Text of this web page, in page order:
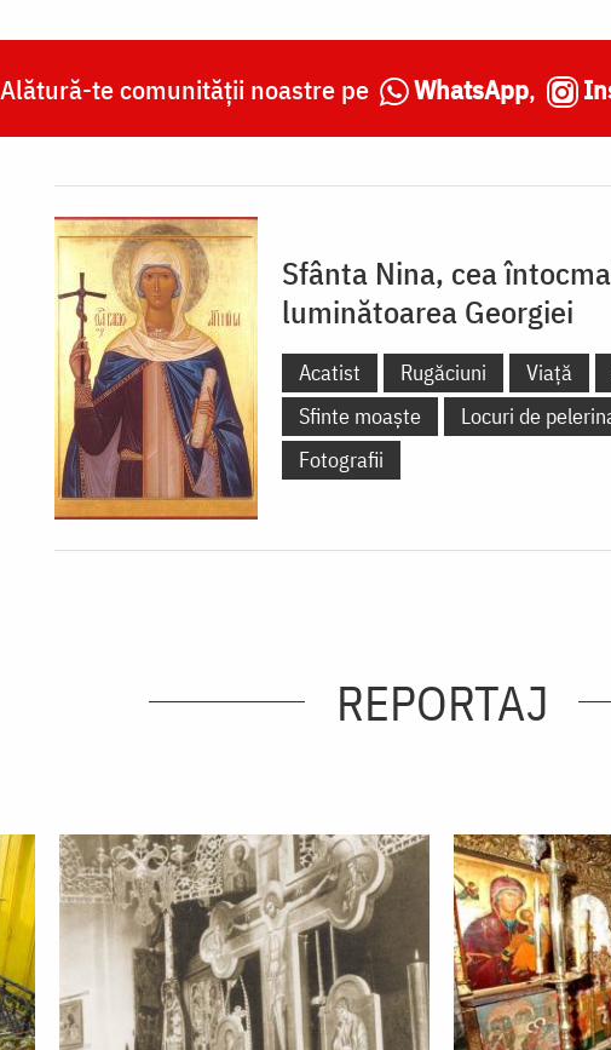
Alătură-te comunității noastre pe WhatsApp,
Sfânta Nina, cea
luminătoarea Georgiei
Acatist Rugăciuni Viață
Sfinte moaște
Locuri de
Fotografii
REPORTAJ